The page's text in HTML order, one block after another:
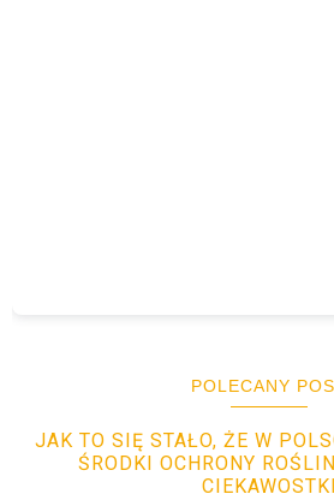
POLECANY
JAK TO SIĘ STAŁO, ŻE W
ŚRODKI OCHRONY
CIEKAWOSTKI